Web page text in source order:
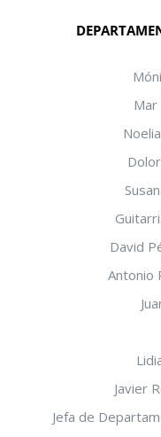
David
Antonio
Javier
Jefa de